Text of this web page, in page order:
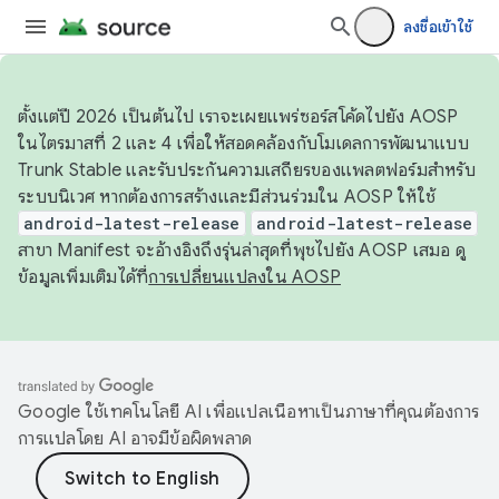
ลงชื่อเข้าใช้
ตั้งแต่ปี 2026 เป็นต้นไป เราจะเผยแพร่ซอร์สโค้ดไปยัง AOSP
ในไตรมาสที่ 2 และ 4 เพื่อให้สอดคล้องกับโมเดลการพัฒนาแบบ
Trunk Stable และรับประกันความเสถียรของแพลตฟอร์มสำหรับ
ระบบนิเวศ หากต้องการสร้างและมีส่วนร่วมใน AOSP ให้ใช้
android-latest-release android-latest-release
สาขา Manifest จะอ้างอิงถึงรุ่นล่าสุดที่พุชไปยัง AOSP เสมอ ดู
ข้อมูลเพิ่มเติมได้ที่การเปลี่ยนแปลงใน AOSP
Google ใช้เทคโนโลยี AI เพื่อแปลเนื้อหาเป็นภาษาที่คุณต้องการ
การแปลโดย AI อาจมีข้อผิดพลาด